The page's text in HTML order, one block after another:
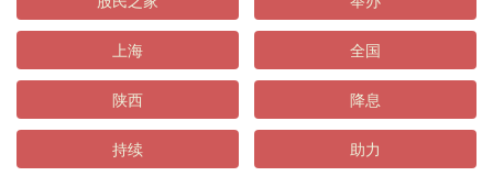
上海 全国
陕西 降息
持续 助力